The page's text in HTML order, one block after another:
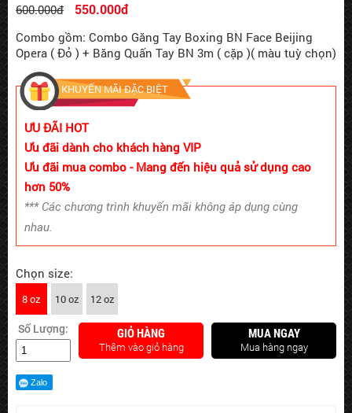
600.000đ 550.000đ
Combo gồm: Combo Găng Tay Boxing BN Face Beijing
Opera ( Đỏ ) + Băng Quấn Tay BN 3m ( cặp )( màu tuỳ chọn)
KHUYẾN MÃI ĐẶC BIỆT
ƯU ĐÃI HOT
Ưu đãi dành cho khách hàng VIP
Ưu đãi mua combo - Mang đến hiệu quả sử dụng cao
hơn 50%
*** Các chương trình khuyến mãi không áp dụng cùng
nhau.
Chọn size:
8 oz 10 oz 12 oz
Số Lượng: GIỎ HÀNG
Thêm vào giỏ hàng
MUA NGAY
Mua hàng ngay
Zalo